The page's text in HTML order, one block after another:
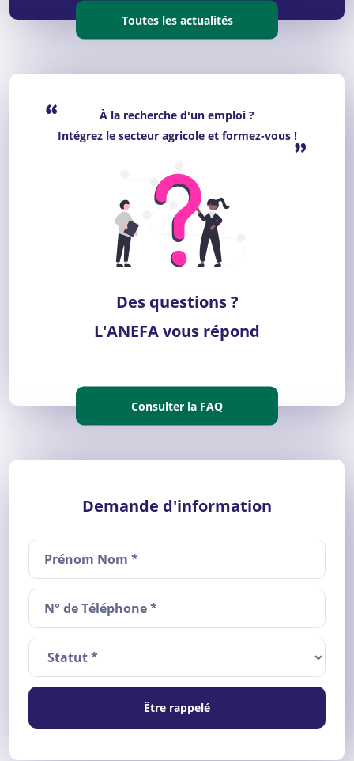
Toutes les actualités
“
À la recherche d'un emploi ?
Intégrez le secteur agricole et formez-vous !”
Des questions ?
L'ANEFA vous répond
Consulter la FAQ
Demande d'information
Être rappelé